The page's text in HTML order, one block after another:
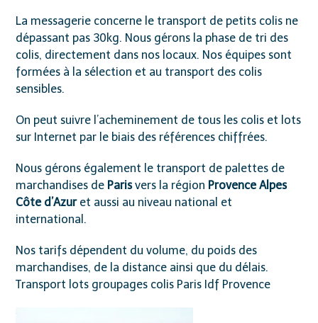
La messagerie concerne le transport de petits colis ne
dépassant pas 30kg. Nous gérons la phase de tri des
colis, directement dans nos locaux. Nos équipes sont
formées à la sélection et au transport des colis
sensibles.
On peut suivre l’acheminement de tous les colis et lots
sur Internet par le biais des références chiffrées.
Nous gérons également le transport de palettes de
marchandises de Parisvers la région Provence Alpes
Côte d’Azuret aussi au niveau national et
international.
Nos tarifs dépendent du volume, du poids des
marchandises, de la distance ainsi que du délais.
Transport lots groupages colis Paris Idf Provence